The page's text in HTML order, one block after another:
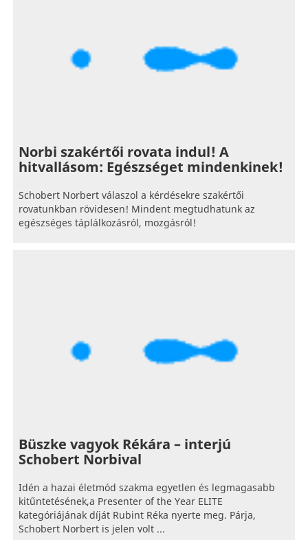
Norbi szakértői rovata indul! A
hitvallásom: Egészséget mindenkinek!
Schobert Norbert válaszol a kérdésekre szakértői
rovatunkban rövidesen! Mindent megtudhatunk az
egészséges táplálkozásról, mozgásról!
Büszke vagyok Rékára – interjú
Schobert Norbival
Idén a hazai életmód szakma egyetlen és legmagasabb
kitűntetésének,a Presenter of the Year ELITE
kategóriájának díját Rubint Réka nyerte meg. Párja,
Schobert Norbert is jelen volt ...